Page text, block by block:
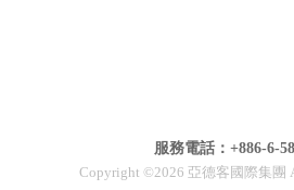
服務電話：+886-6-
Copyright ©2026 亞德客國際集團